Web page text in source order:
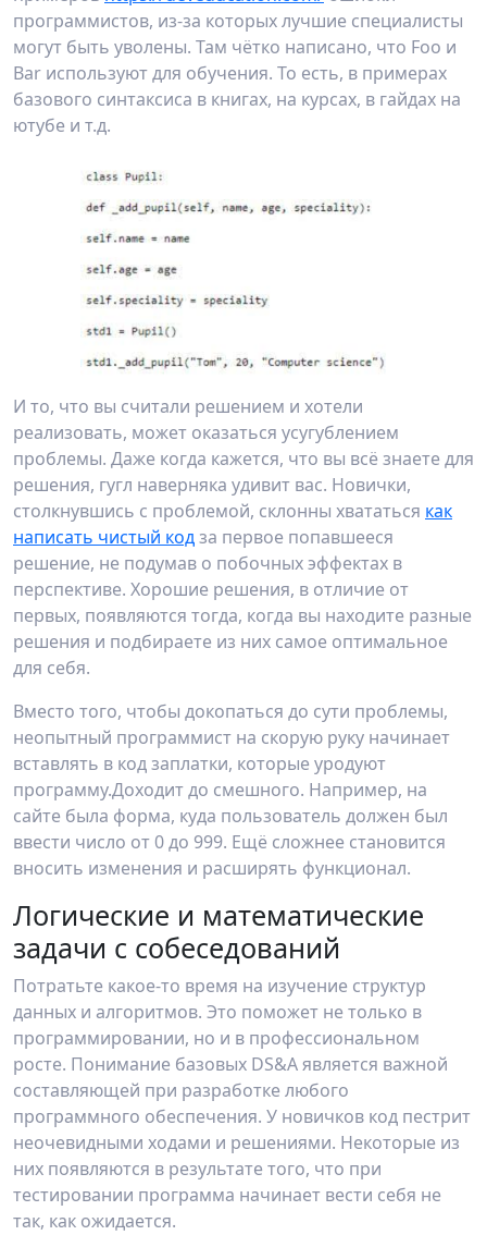
программистов, из-за которых лучшие специалисты
могут быть уволены. Там чётко написано, что Foo и
Bar используют для обучения. То есть, в примерах
базового синтаксиса в книгах, на курсах, в гайдах на
ютубе и т.д.
И то, что вы считали решением и хотели
реализовать, может оказаться усугублением
проблемы. Даже когда кажется, что вы всё знаете для
решения, гугл наверняка удивит вас. Новички,
столкнувшись с проблемой, склонны хвататься как
написать чистый кодза первое попавшееся
решение, не подумав о побочных эффектах в
перспективе. Хорошие решения, в отличие от
первых, появляются тогда, когда вы находите разные
решения и подбираете из них самое оптимальное
для себя.
Вместо того, чтобы докопаться до сути проблемы,
неопытный программист на скорую руку начинает
вставлять в код заплатки, которые уродуют
программу.Доходит до смешного. Например, на
сайте была форма, куда пользователь должен был
ввести число от 0 до 999. Ещё сложнее становится
вносить изменения и расширять функционал.
Логические и математические
задачи с собеседований
Потратьте какое-то время на изучение структур
данных и алгоритмов. Это поможет не только в
программировании, но и в профессиональном
росте. Понимание базовых DS&A является важной
составляющей при разработке любого
программного обеспечения. У новичков код пестрит
неочевидными ходами и решениями. Некоторые из
них появляются в результате того, что при
тестировании программа начинает вести себя не
так, как ожидается.